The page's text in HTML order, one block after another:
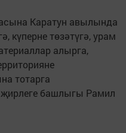
Каратун авылында
күперне төзәтүгә, урам
алырга,
тотарга
башлыгы Рамил